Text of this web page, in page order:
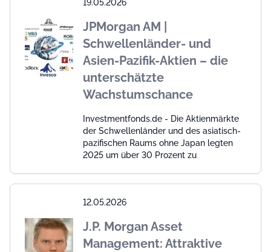
19.05.2026
JPMorgan AM |
Schwellenländer- und
Asien-Pazifik-Aktien – die
unterschätzte
Wachstumschance
Investmentfonds.de - Die Aktienmärkte
der Schwellenländer und des asiatisch-
pazifischen Raums ohne Japan legten
2025 um über 30 Prozent zu
12.05.2026
J.P. Morgan Asset
Management: Attraktive